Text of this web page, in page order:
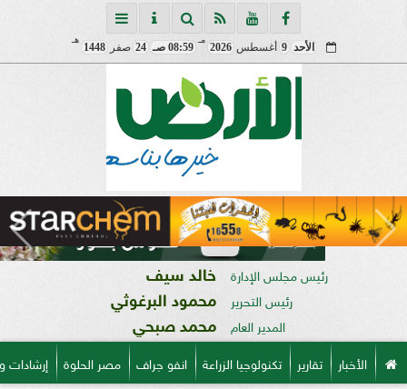
الأحد 9 أغسطس2026
مـ
08:59 صـ 24 صفر1448
هـ
رئيس مجلس الإدارة خالد سيف
رئيس التحرير محمود البرغوثي
المدير العام محمد صبحي
الأخبار تقارير تكنولوجيا الزراعة انفو جراف مصر الحلوة